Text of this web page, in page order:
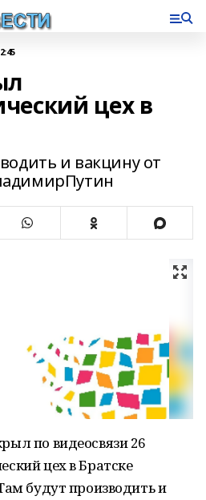
цех в
и вакцину от
по видеосвязи 26
цех в Братске
будут производить и